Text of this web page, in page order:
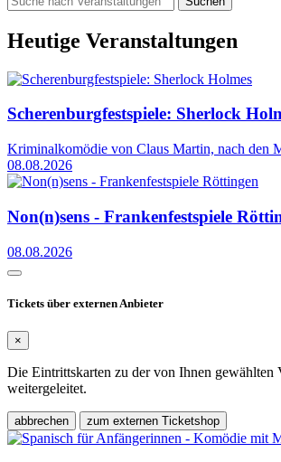
Heutige Veranstaltungen
Scherenburgfestspiele: Sherlock
Kriminalkomödie von Claus Martin, nach den
08.08.2026
Non(n)sens - Frankenfestspiele
08.08.2026
Tickets über externen Anbieter
×
Die Eintrittskarten zu der von Ihnen gewählten
weitergeleitet.
abbrechen zum externen Ticketshop